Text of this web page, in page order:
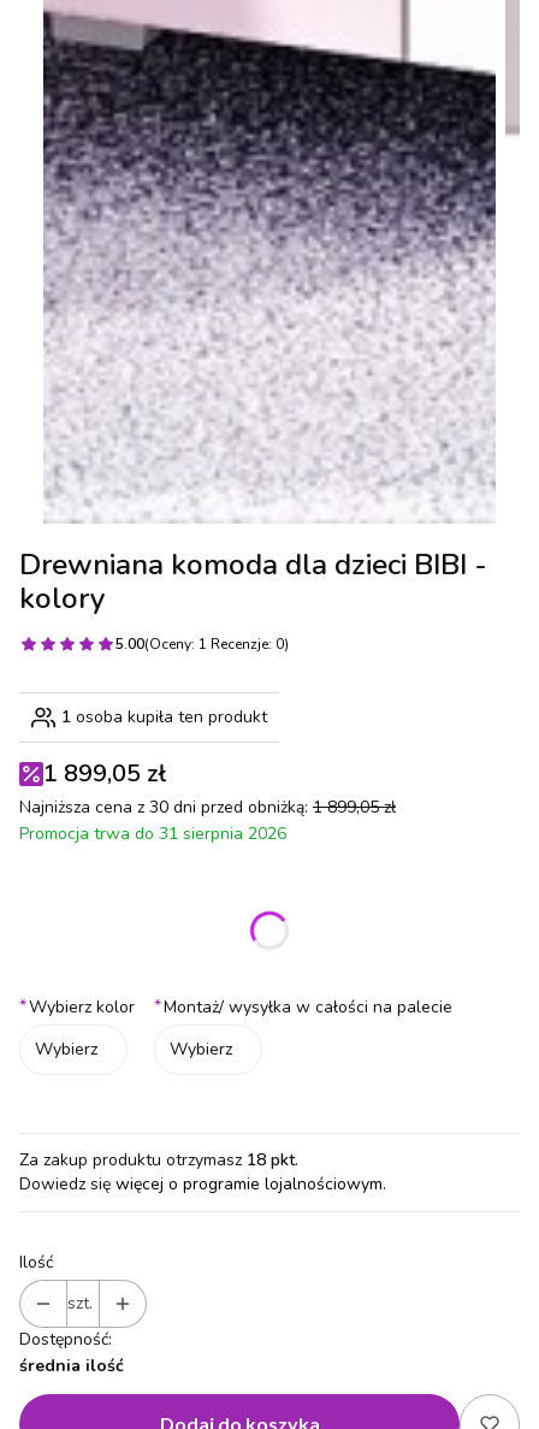
Drewniana komoda dla dzieci BIBI -
kolory
5.00(Oceny: 1 Recenzje: 0)
1 osoba kupiła ten produkt
1 899,05 zł
Najniższa cena z 30 dni przed obniżką: 1 899,05 zł
Promocja trwa do 31 sierpnia 2026
Poszczególne warianty mogą różnić się ceną
*Wybierz kolor
Wybierz
*Montaż/ wysyłka w całości na palecie
Wybierz
Za zakup produktu otrzymasz 18 pkt.
Dowiedz się więcej o programie lojalnościowym.
Ilość
szt.
Dostępność:
średnia ilość
Dodaj do koszyka